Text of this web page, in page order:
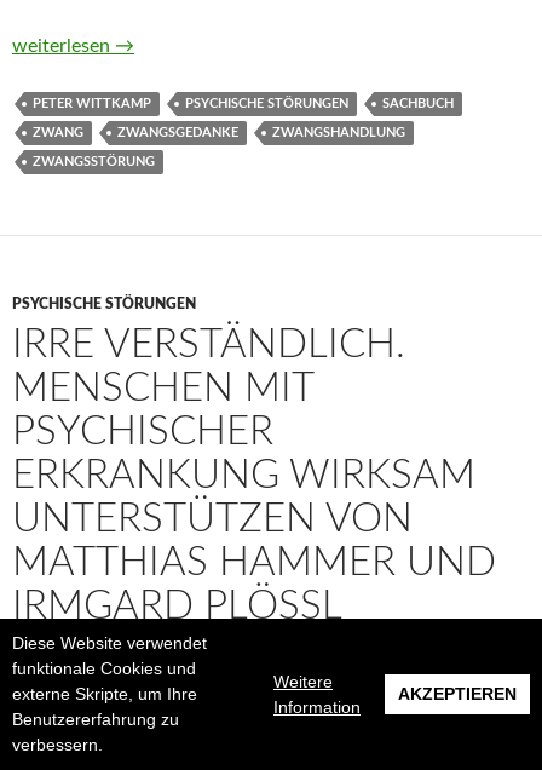
Diese Website verwendet
funktionale Cookies und
externe Skripte, um Ihre
Benutzererfahrung zu
verbessern.
Weitere
Information
AKZEPTIEREN
Für mich soll es Neurosen regnen. Mein Leben mit
weiterlesen →
PETER WITTKAMP PSYCHISCHE STÖRUNGEN SACHBUCH
ZWANG ZWANGSGEDANKE ZWANGSHANDLUNG
ZWANGSSTÖRUNG
PSYCHISCHE STÖRUNGEN
IRRE VERSTÄNDLICH.
MENSCHEN MIT
PSYCHISCHER
ERKRANKUNG WIRKSAM
UNTERSTÜTZEN VON
MATTHIAS HAMMER UND
IRMGARD PLÖSSL